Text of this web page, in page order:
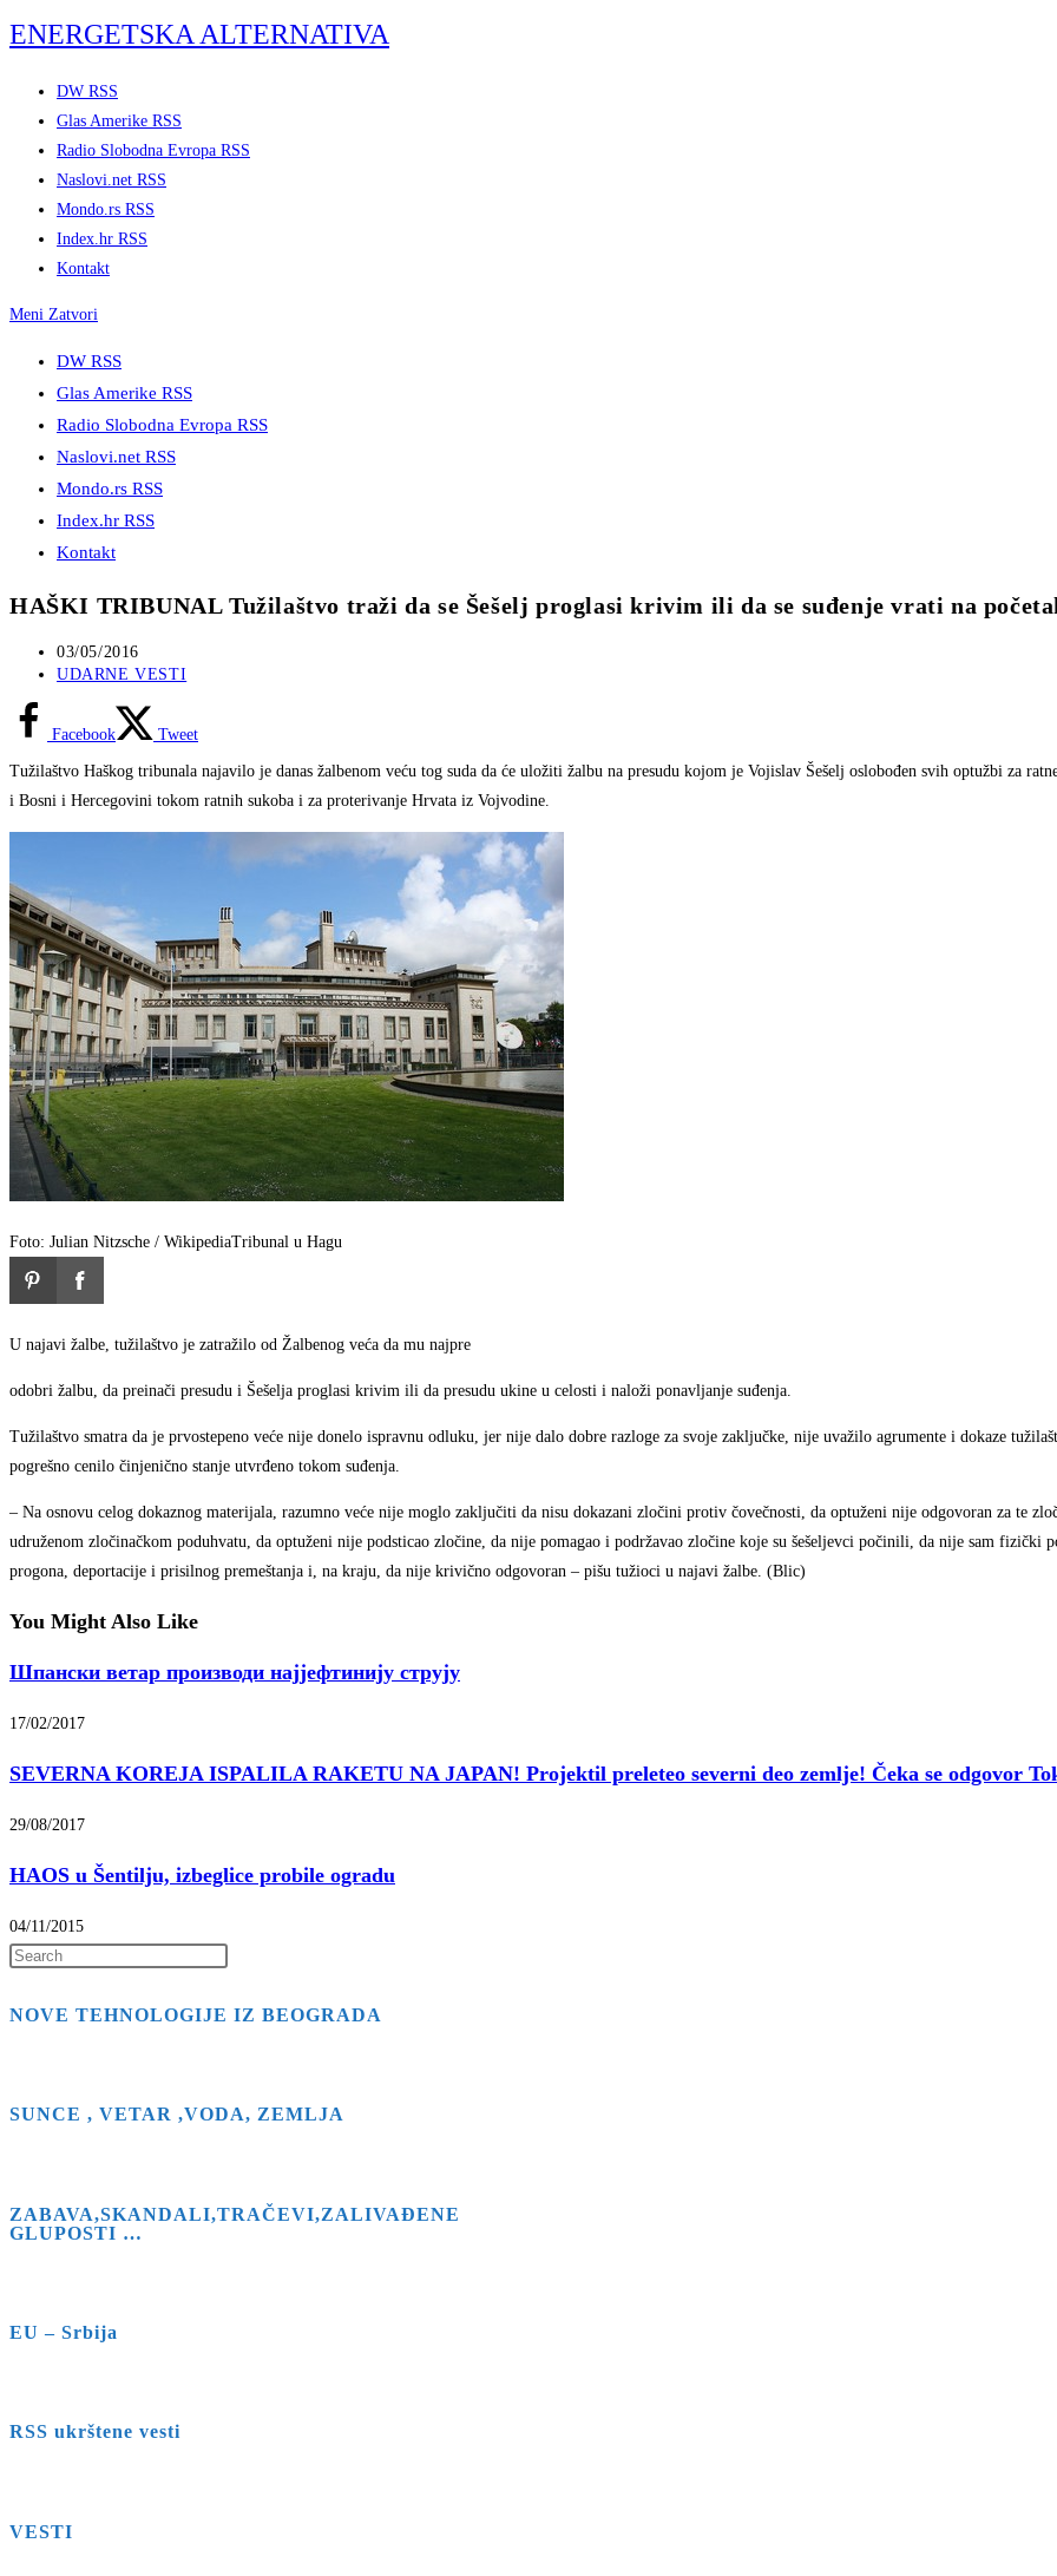
Skip
to
ENERGETSKA ALTERNATIVA
DW RSS
Glas Amerike RSS
Radio Slobodna Evropa RSS
Naslovi.net RSS
Mondo.rs RSS
Index.hr RSS
Kontakt
Meni Zatvori
DW RSS
Glas Amerike RSS
Radio Slobodna Evropa RSS
Naslovi.net RSS
Mondo.rs RSS
Index.hr RSS
Kontakt
HAŠKI TRIBUNAL Tužilaštvo traži da se Šešelj proglasi krivim ili da se suđenje vrati na
Post
published:
03/05/2016
Post
UDARNE VESTI
Facebook Tweet
Tužilaštvo Haškog tribunala najavilo je danas žalbenom veću tog suda da će uložiti žalbu na presudu kojom je Vojislav Šešelj oslobođen svih optužbi za
i Bosni i Hercegovini tokom ratnih sukoba i za proterivanje Hrvata iz Vojvodine.
Foto: Julian Nitzsche / WikipediaTribunal u Hagu
U najavi žalbe, tužilaštvo je zatražilo od Žalbenog veća da mu najpre
odobri žalbu, da preinači presudu i Šešelja proglasi krivim ili da presudu ukine u celosti i naloži ponavljanje suđenja.
Tužilaštvo smatra da je prvostepeno veće nije donelo ispravnu odluku, jer nije dalo dobre razloge za svoje zaključke, nije uvažilo agrumente i dokaze
pogrešno cenilo činjenično stanje utvrđeno tokom suđenja.
– Na osnovu celog dokaznog materijala, razumno veće nije moglo zaključiti da nisu dokazani zločini protiv čovečnosti, da optuženi nije odgovoran za te
udruženom zločinačkom poduhvatu, da optuženi nije podsticao zločine, da nije pomagao i podržavao zločine koje su šešeljevci počinili, da nije sam fizički
progona, deportacije i prisilnog premeštanja i, na kraju, da nije krivično odgovoran – pišu tužioci u najavi žalbe. (Blic)
You Might Also Like
Шпански ветар производи најјефтинију струју
17/02/2017
SEVERNA KOREJA ISPALILA RAKETU NA JAPAN! Projektil preleteo severni deo zemlje! Čeka se odgovor
29/08/2017
HAOS u Šentilju, izbeglice probile ogradu
04/11/2015
to
NOVE TEHNOLOGIJE IZ BEOGRADA
SUNCE , VETAR ,VODA, ZEMLJA
ZABAVA,SKANDALI,TRAČEVI,ZALIVAĐENE
GLUPOSTI …
EU – Srbija
RSS ukrštene vesti
VESTI